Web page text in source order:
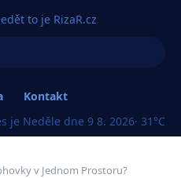
to je RizaR.cz
Kontakt
je Neděle dne 9 8. 2026· 31°C
v Jednom Prostoru?